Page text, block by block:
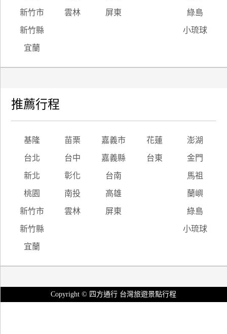
新竹市 雲林 屏東 綠島
新竹縣 小琉球
宜蘭
推薦行程
基隆 苗栗 嘉義市 花蓮 澎湖
台北 台中 嘉義縣 台東 金門
新北 彰化 台南 馬祖
桃園 南投 高雄 蘭嶼
新竹市 雲林 屏東 綠島
新竹縣 小琉球
宜蘭
Copyright © 四方通行 台灣旅遊景點行程